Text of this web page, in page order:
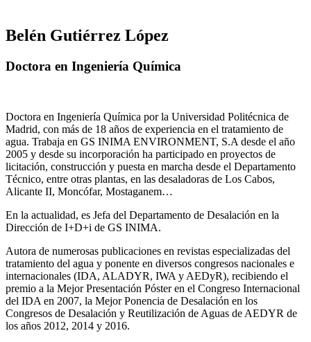
Belén Gutiérrez López
Doctora en Ingeniería Química
Doctora en Ingeniería Química por la Universidad Politécnica de
Madrid, con más de 18 años de experiencia en el tratamiento de
agua. Trabaja en GS INIMA ENVIRONMENT, S.A desde el año
2005 y desde su incorporación ha participado en proyectos de
licitación, construcción y puesta en marcha desde el Departamento
Técnico, entre otras plantas, en las desaladoras de Los Cabos,
Alicante II, Moncófar, Mostaganem…
En la actualidad, es Jefa del Departamento de Desalación en la
Dirección de I+D+i de GS INIMA.
Autora de numerosas publicaciones en revistas especializadas del
tratamiento del agua y ponente en diversos congresos nacionales e
internacionales (IDA, ALADYR, IWA y AEDyR), recibiendo el
premio a la Mejor Presentación Póster en el Congreso Internacional
del IDA en 2007, la Mejor Ponencia de Desalación en los
Congresos de Desalación y Reutilización de Aguas de AEDYR de
los años 2012, 2014 y 2016.